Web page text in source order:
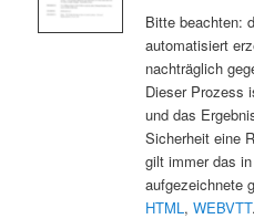
Bitte beachten:
automatisiert
nachträglich
Dieser Prozess
und das
Sicherheit eine
gilt immer das
aufgezeichnete
HTML , WEBVTT.